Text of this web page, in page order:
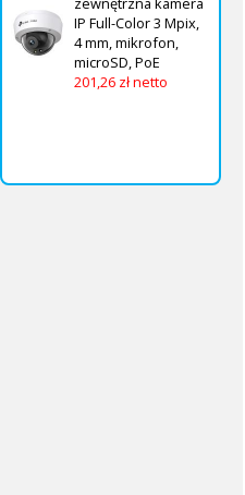
IP Full-Color 3 Mpix,
4 mm, mikrofon,
microSD, PoE
201,26 zł netto